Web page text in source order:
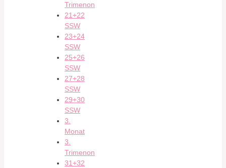
Trimenon
21+22
SSW
23+24
SSW
25+26
SSW
27+28
SSW
29+30
SSW
3.
Monat
3.
Trimenon
31+32